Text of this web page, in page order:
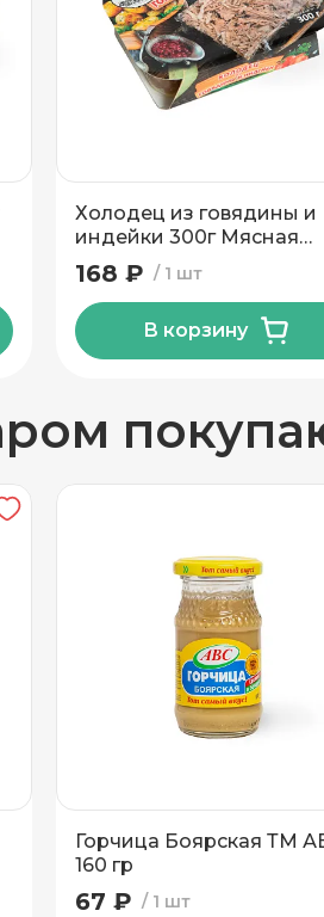
Холодец из говядины и
индейки 300г Мясная
Коллекция
1 шт
168 ₽
В корзину
Горчица Боярская ТМ
160 гр
1 шт
67 ₽
Самовывоз
Подъезд